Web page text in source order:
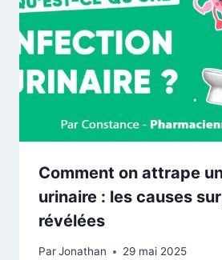
Comment on attrape
urinaire : les causes
révélées
ParJonathan 29 mai 2025